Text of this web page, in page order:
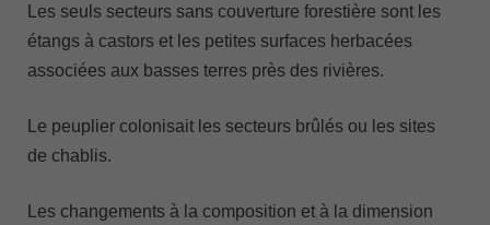
Les seuls secteurs sans couverture forestière sont les
étangs à castors et les petites surfaces herbacées
associées aux basses terres près des rivières.
Le peuplier colonisait les secteurs brûlés ou les sites
de chablis.
Les changements à la composition et à la dimension